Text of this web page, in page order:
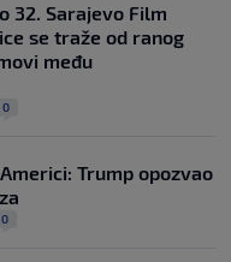
32. Sarajevo Film
se traže od ranog
među
0
Trump opozvao
0